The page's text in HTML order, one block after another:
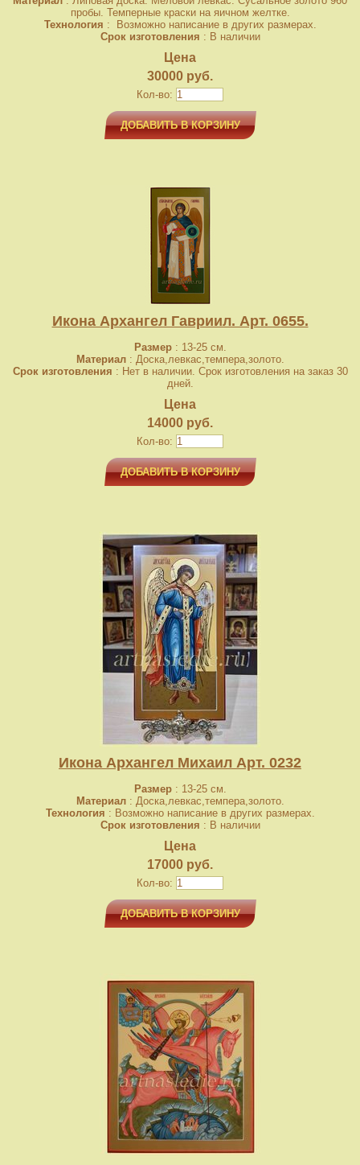
пробы. Темперные краски на яичном желтке.
Технология : Возможно написание в других размерах.
Срок изготовления : В наличии
Цена
30000 руб.
Кол-во:
ДОБАВИТЬ В КОРЗИНУ
Икона Архангел Гавриил. Арт. 0655.
Размер: 13-25 см.
Материал: Доска,левкас,темпера,золото.
Срок изготовления : Нет в наличии. Срок изготовления на заказ 30
дней.
Цена
14000 руб.
Кол-во:
ДОБАВИТЬ В КОРЗИНУ
Икона Архангел Михаил Арт. 0232
Размер: 13-25 см.
Материал: Доска,левкас,темпера,золото.
Технология : Возможно написание в других размерах.
Срок изготовления : В наличии
Цена
17000 руб.
Кол-во:
ДОБАВИТЬ В КОРЗИНУ